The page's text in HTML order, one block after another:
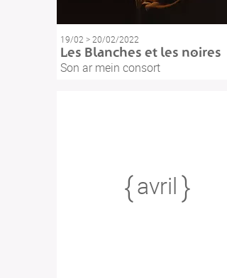
19/02 > 20/02/2022
Les Blanches et les noires
Son ar mein consort
avril